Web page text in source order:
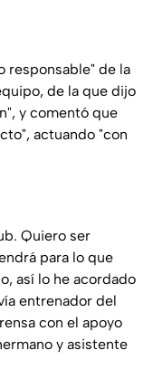
responsable" de la
de la que dijo
y comentó que
actuando "con
Quiero ser
para lo que
así lo he acordado
entrenador del
con el apoyo
y asistente